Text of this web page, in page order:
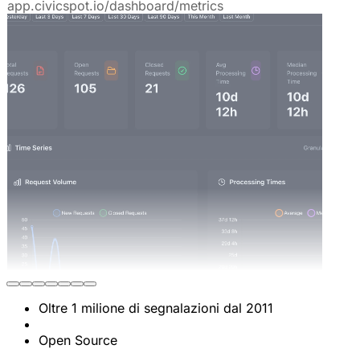
app.civicspot.io/dashboard/metrics
Oltre 1 milione di segnalazioni dal 2011
Open Source